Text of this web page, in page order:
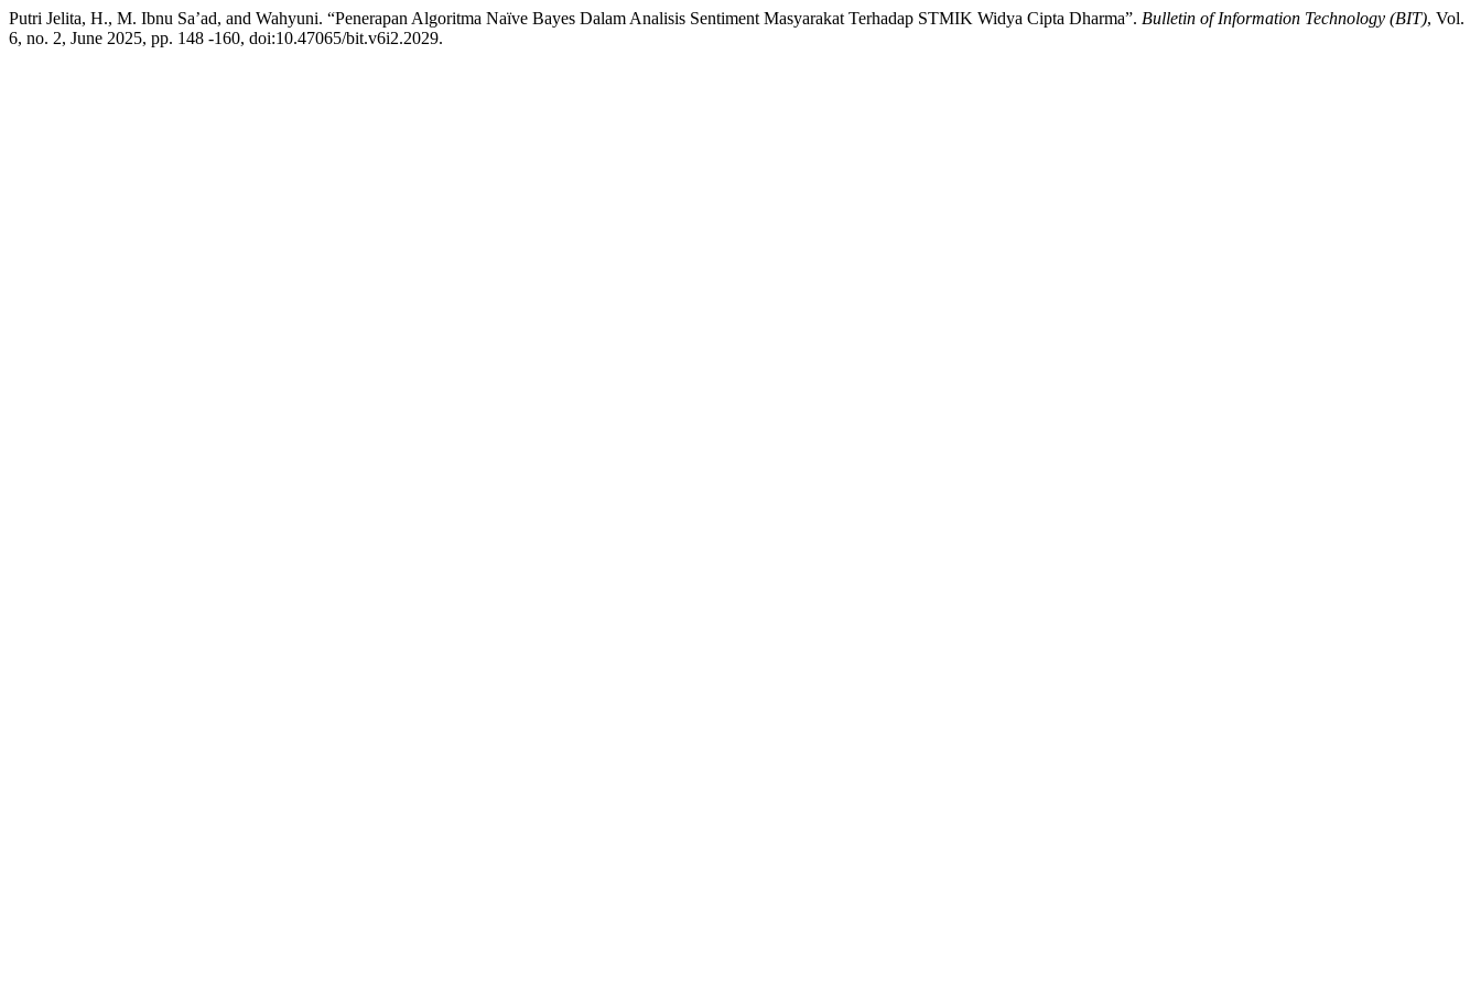
Putri Jelita, H., M. Ibnu Sa’ad, and Wahyuni. “Penerapan Algoritma Naïve Bayes Dalam Analisis Sentiment Masyarakat Terhadap STMIK Widya Cipta Dharma”. Bulletin of Information Technology (BIT), Vol.
6, no. 2, June 2025, pp. 148 -160, doi:10.47065/bit.v6i2.2029.